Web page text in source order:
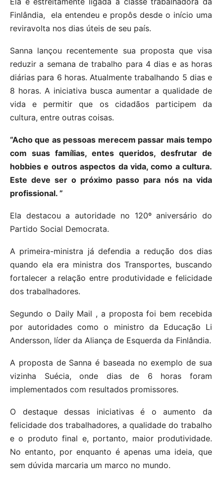
Finlândia, ela entendeu e propôs desde o início uma
reviravolta nos dias úteis de seu país.
Sanna lançou recentemente sua proposta que visa
reduzir a semana de trabalho para 4 dias e as horas
diárias para 6 horas. Atualmente trabalhando 5 dias e
8 horas. A iniciativa busca aumentar a qualidade de
vida e permitir que os cidadãos participem da
cultura, entre outras coisas.
“Acho que as pessoas merecem passar mais tempo
com suas famílias, entes queridos, desfrutar de
hobbies e outros aspectos da vida, como a cultura.
Este deve ser o próximo passo para nós na vida
profissional. ”
Ela destacou a autoridade no 120º aniversário do
Partido Social Democrata.
A primeira-ministra já defendia a redução dos dias
quando ela era ministra dos Transportes, buscando
fortalecer a relação entre produtividade e felicidade
dos trabalhadores.
Segundo o Daily Mail , a proposta foi bem recebida
por autoridades como o ministro da Educação Li
Andersson, líder da Aliança de Esquerda da Finlândia.
A proposta de Sanna é baseada no exemplo de sua
vizinha Suécia, onde dias de 6 horas foram
implementados com resultados promissores.
O destaque dessas iniciativas é o aumento da
felicidade dos trabalhadores, a qualidade do trabalho
e o produto final e, portanto, maior produtividade.
No entanto, por enquanto é apenas uma ideia, que
sem dúvida marcaria um marco no mundo.